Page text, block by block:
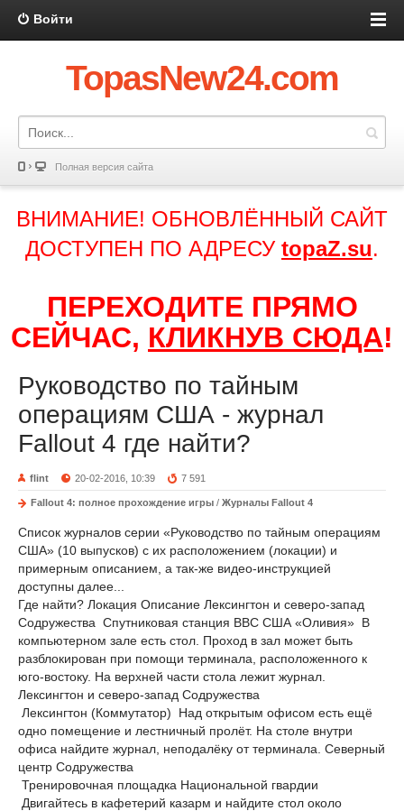
Войти
TopasNew24.com
Полная версия сайта
ВНИМАНИЕ! ОБНОВЛЁННЫЙ САЙТ
ДОСТУПЕН ПО АДРЕСУ topaZ.su.
ПЕРЕХОДИТЕ ПРЯМО
СЕЙЧАС, КЛИКНУВ СЮДА!
Руководство по тайным
операциям США - журнал
Fallout 4 где найти?
flint 20-02-2016, 10:39 7 591
Fallout 4: полное прохождение игры / Журналы Fallout 4
Список журналов серии «Руководство по тайным операциям
США» (10 выпусков) с их расположением (локации) и
примерным описанием, а так-же видео-инструкцией
доступны далее...
Где найти? Локация Описание Лексингтон и северо-запад
Содружества Спутниковая станция ВВС США «Оливия» В
компьютерном зале есть стол. Проход в зал может быть
разблокирован при помощи терминала, расположенного к
юго-востоку. На верхней части стола лежит журнал.
Лексингтон и северо-запад Содружества
Лексингтон (Коммутатор) Над открытым офисом есть ещё
одно помещение и лестничный пролёт. На столе внутри
офиса найдите журнал, неподалёку от терминала. Северный
центр Содружества
Тренировочная площадка Национальной гвардии
Двигайтесь в кафетерий казарм и найдите стол около